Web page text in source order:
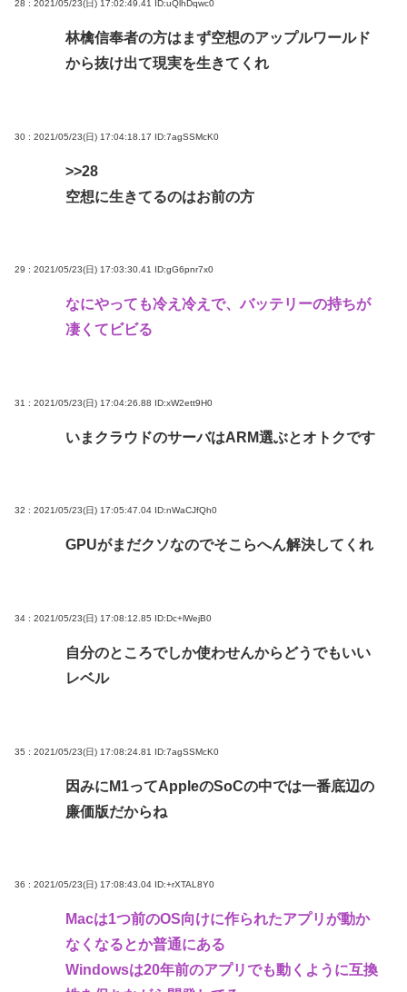
28 : 2021/05/23(日) 17:02:49.41 ID:uQlhDqwc0
林檎信奉者の方はまず空想のアップルワールド
から抜け出て現実を生きてくれ
30 : 2021/05/23(日) 17:04:18.17 ID:7agSSMcK0
>>28
空想に生きてるのはお前の方
29 : 2021/05/23(日) 17:03:30.41 ID:gG6pnr7x0
なにやっても冷え冷えで、バッテリーの持ちが
凄くてビビる
31 : 2021/05/23(日) 17:04:26.88 ID:xW2ett9H0
いまクラウドのサーバはARM選ぶとオトクです
32 : 2021/05/23(日) 17:05:47.04 ID:nWaCJfQh0
GPUがまだクソなのでそこらへん解決してくれ
34 : 2021/05/23(日) 17:08:12.85 ID:Dc+lWejB0
自分のところでしか使わせんからどうでもいい
レベル
35 : 2021/05/23(日) 17:08:24.81 ID:7agSSMcK0
因みにM1ってAppleのSoCの中では一番底辺の
廉価版だからね
36 : 2021/05/23(日) 17:08:43.04 ID:+rXTAL8Y0
Macは1つ前のOS向けに作られたアプリが動か
なくなるとか普通にある
Windowsは20年前のアプリでも動くように互換